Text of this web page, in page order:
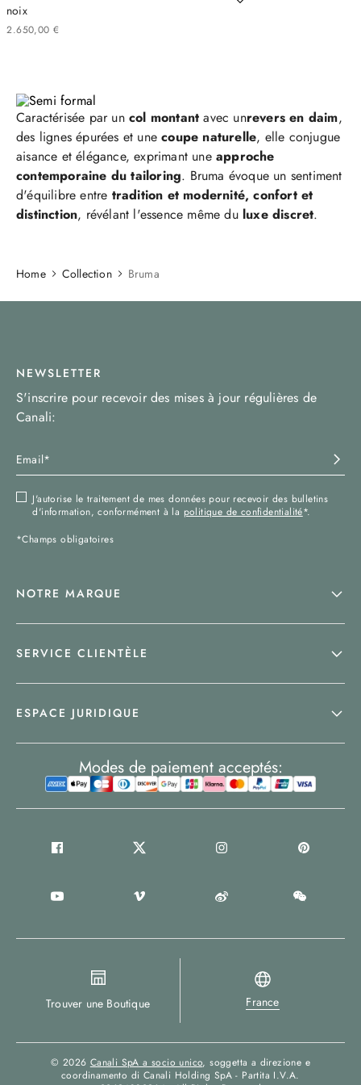
noix
2 650,00 €
Caractérisée par un col montant avec unrevers en daim,
des lignes épurées et unecoupe naturelle, elle conjugue
aisance et élégance, exprimant une approche
contemporaine du tailoring. Bruma évoque un sentiment
d'équilibre entre tradition et modernité, confort et
distinction, révélant l'essence même du luxe discret.
Home Collection Bruma
NEWSLETTER
S'inscrire pour recevoir des mises à jour régulières de
Canali:
J'autorise le traitement de mes données pour recevoir des bulletins
d'information, conformément à la politique de confidentialité*.
*Champs obligatoires
NOTRE MARQUE
SERVICE CLIENTÈLE
ESPACE JURIDIQUE
Trouver une Boutique France
Modes de paiement acceptés:
© 2026 Canali SpA a socio unico, soggetta a direzione e
coordinamento di Canali Holding SpA - Partita I.V.A.